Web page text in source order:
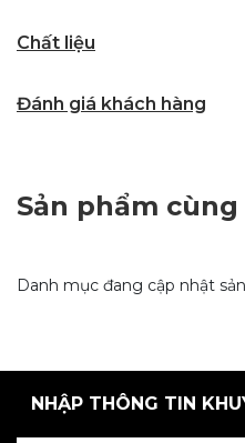
Chất liệu
Đánh giá khách hàng
Sản phẩm
Danh mục đang cập nhật
NHẬP THÔNG TIN